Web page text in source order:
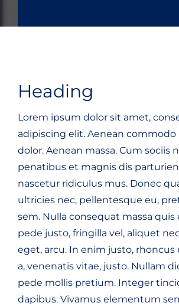
Heading
Lorem ipsum dolor sit amet,
adipiscing elit. Aenean
dolor. Aenean massa. Cum sociis
penatibus et magnis dis
nascetur ridiculus mus. Donec
ultricies nec, pellentesque eu,
sem. Nulla consequat massa quis
pede justo, fringilla vel, aliquet
eget, arcu. In enim justo,
a, venenatis vitae, justo. Nullam
pede mollis pretium. Integer
dapibus. Vivamus elementum